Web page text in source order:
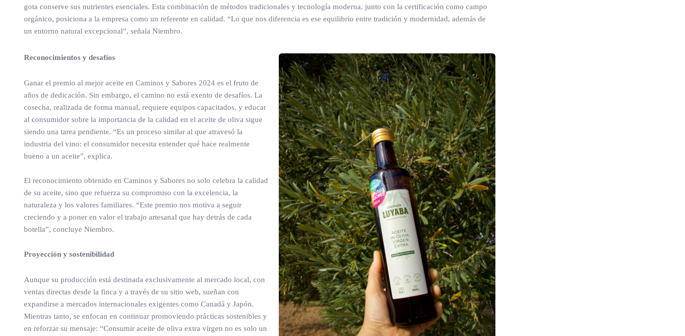
gota conserve sus nutrientes esenciales. Esta combinación de métodos tradicionales y tecnología moderna, junto con la certificación como campo
orgánico, posiciona a la empresa como un referente en calidad. “Lo que nos diferencia es ese equilibrio entre tradición y modernidad, además de
un entorno natural excepcional”, señala Niembro.
Reconocimientos y desafíos
Ganar el premio al mejor aceite en Caminos y Sabores 2024 es el fruto de
años de dedicación. Sin embargo, el camino no está exento de desafíos. La
cosecha, realizada de forma manual, requiere equipos capacitados, y educar
al consumidor sobre la importancia de la calidad en el aceite de oliva sigue
siendo una tarea pendiente. “Es un proceso similar al que atravesó la
industria del vino: el consumidor necesita entender qué hace realmente
bueno a un aceite”, explica.
El reconocimiento obtenido en Caminos y Sabores no solo celebra la calidad
de su aceite, sino que refuerza su compromiso con la excelencia, la
naturaleza y los valores familiares. “Este premio nos motiva a seguir
creciendo y a poner en valor el trabajo artesanal que hay detrás de cada
botella”, concluye Niembro.
Proyección y sostenibilidad
Aunque su producción está destinada exclusivamente al mercado local, con
ventas directas desde la finca y a través de su sitio web, sueñan con
expandirse a mercados internacionales exigentes como Canadá y Japón.
Mientras tanto, se enfocan en continuar promoviendo prácticas sostenibles y
en reforzar su mensaje: “Consumir aceite de oliva extra virgen no es solo un